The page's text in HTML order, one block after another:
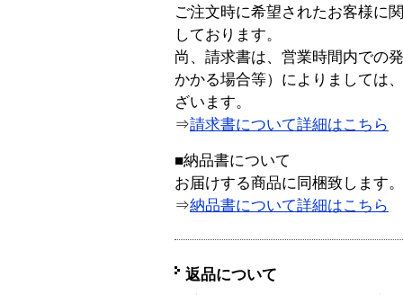
ご注文時に希望されたお客様に
しております。
尚、請求書は、営業時間内での
かかる場合等）によりましては
ざいます。
⇒請求書について詳細はこちら
■納品書について
お届けする商品に同梱致します。
⇒納品書について詳細はこちら
返品について